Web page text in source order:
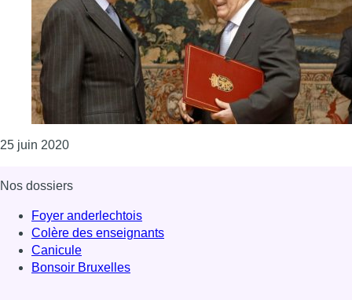
25 juin 2020Consulter l'article "Le baron Etienne Cerexhe,
Nos dossiers
Foyer anderlechtois
Colère des enseignants
Canicule
Bonsoir Bruxelles